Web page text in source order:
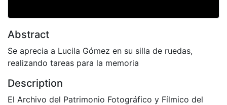
Abstract
Se aprecia a Lucila Gómez en su silla de ruedas,
realizando tareas para la memoria
Description
El Archivo del Patrimonio Fotográfico y Fílmico del